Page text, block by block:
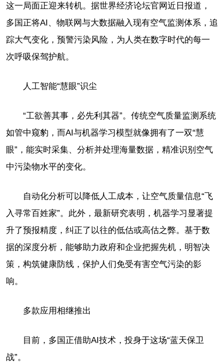
这一局面正迎来转机。据世界经济论坛官网近日报道，
多国正将AI、物联网与大数据融入现有空气监测体系，追
踪大气变化，预警污染风险，为人类在数字时代的每一
次呼吸保驾护航。
人工智能“慧眼”识尘
“工欲善其事，必先利其器”。传统空气质量监测系统
如管中窥豹，而AI与机器学习模型就像拥有了一双“慧
眼”，能实时采集、分析并处理海量数据，精准识别空气
中污染物水平的变化。
自动化分析可以降低人工成本，让空气质量信息“飞
入寻常百姓家”。此外，最新研究表明，机器学习显著提
升了预报精度，纠正了以往的低估或高估之弊。基于数
据的深度分析，能够助力政府和企业把握先机，明智决
策，构筑健康防线，保护人们免受有害空气污染的影
响。
多款应用相继推出
目前，多国正借助AI技术，投身于这场“蓝天保卫
战”。